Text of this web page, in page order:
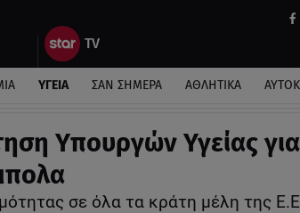
ΥΓΕΙΑ ΣΑΝ ΣΗΜΕΡΑ ΑΘΛΗΤΙΚΑ
Υπουργών Υγείας
σε όλα τα κράτη μέλη της